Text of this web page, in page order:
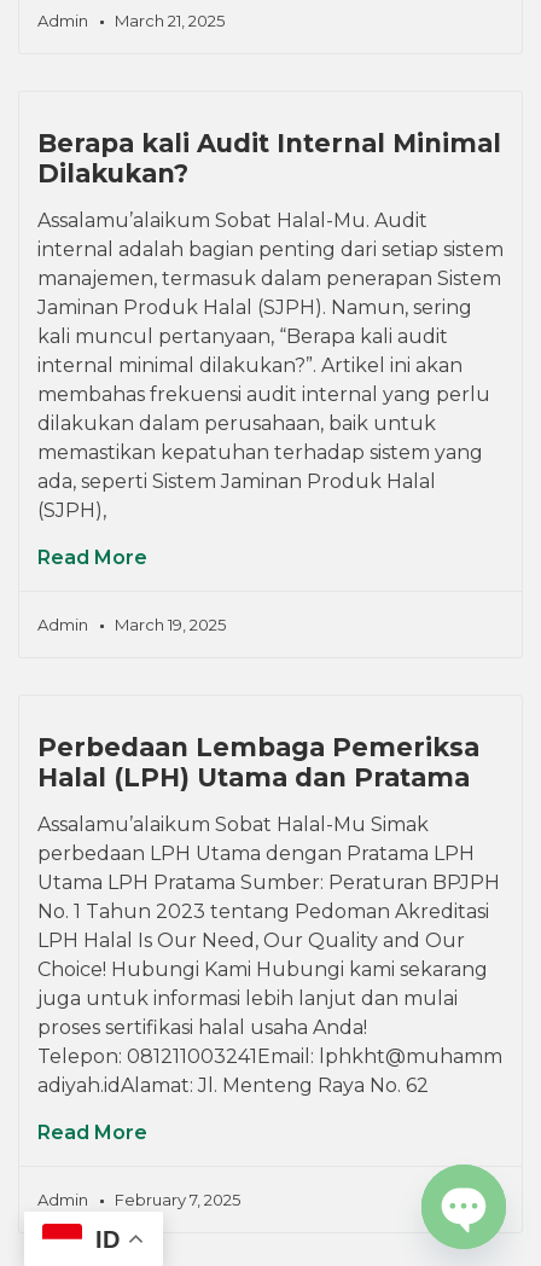
Admin March 21, 2025
Berapa kali Audit Internal Minimal
Dilakukan?
Assalamu’alaikum Sobat Halal-Mu. Audit
internal adalah bagian penting dari setiap sistem
manajemen, termasuk dalam penerapan Sistem
Jaminan Produk Halal (SJPH). Namun, sering
kali muncul pertanyaan, “Berapa kali audit
internal minimal dilakukan?”. Artikel ini akan
membahas frekuensi audit internal yang perlu
dilakukan dalam perusahaan, baik untuk
memastikan kepatuhan terhadap sistem yang
ada, seperti Sistem Jaminan Produk Halal
(SJPH),
Read More
Admin March 19, 2025
Perbedaan Lembaga Pemeriksa
Halal (LPH) Utama dan Pratama
Assalamu’alaikum Sobat Halal-Mu Simak
perbedaan LPH Utama dengan Pratama LPH
Utama LPH Pratama Sumber: Peraturan BPJPH
No. 1 Tahun 2023 tentang Pedoman Akreditasi
LPH Halal Is Our Need, Our Quality and Our
Choice! Hubungi Kami Hubungi kami sekarang
juga untuk informasi lebih lanjut dan mulai
proses sertifikasi halal usaha Anda!
Telepon: 081211003241Email: lphkht@muhamm
adiyah.idAlamat: Jl. Menteng Raya No. 62
Read More
Admin February 7, 2025
ID